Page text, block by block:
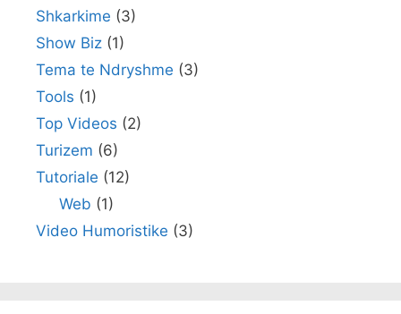
Shkarkime (3)
Show Biz (1)
Tema te Ndryshme (3)
Tools (1)
Top Videos (2)
Turizem (6)
Tutoriale (12)
Web (1)
Video Humoristike (3)